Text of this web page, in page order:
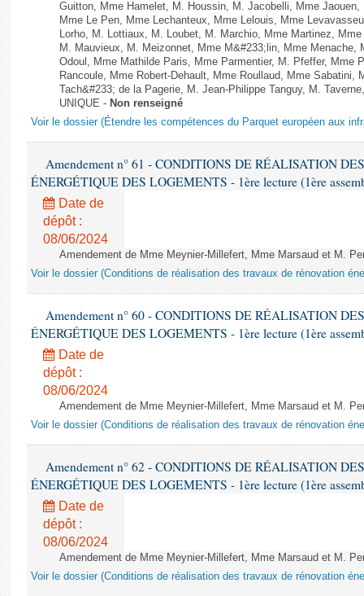
Guitton, Mme Hamelet, M. Houssin, M. Jacobelli, Mme
Mme Le Pen, Mme Lechanteux, Mme Lelouis, Mme
Lorho, M. Lottiaux, M. Loubet, M. Marchio, Mme Martinez,
M. Mauvieux, M. Meizonnet, Mme M&#233;lin, Mme Menache,
Odoul, Mme Mathilde Paris, Mme Parmentier, M. Pfeffer, Mme
Rancoule, Mme Robert-Dehault, Mme Roullaud, Mme
Tach&#233; de la Pagerie, M. Jean-Philippe Tanguy, M.
UNIQUE - Non renseigné
Voir le dossier (Étendre les compétences du Parquet européen aux
Amendement n° 61 - CONDITIONS DE RÉALISATION
ÉNERGÉTIQUE DES LOGEMENTS - 1ère lecture (1ère
Date de
dépôt :
08/06/2024
Amendement de Mme Meynier-Millefert, Mme Marsaud et M.
Voir le dossier (Conditions de réalisation des travaux de rénovation
Amendement n° 60 - CONDITIONS DE RÉALISATION
ÉNERGÉTIQUE DES LOGEMENTS - 1ère lecture (1ère
Date de
dépôt :
08/06/2024
Amendement de Mme Meynier-Millefert, Mme Marsaud et M.
Voir le dossier (Conditions de réalisation des travaux de rénovation
Amendement n° 62 - CONDITIONS DE RÉALISATION
ÉNERGÉTIQUE DES LOGEMENTS - 1ère lecture (1ère
Date de
dépôt :
08/06/2024
Amendement de Mme Meynier-Millefert, Mme Marsaud et M.
Voir le dossier (Conditions de réalisation des travaux de rénovation